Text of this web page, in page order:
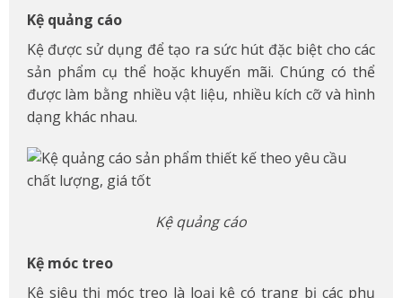
Kệ quảng cáo
Kệ được sử dụng để tạo ra sức hút đặc biệt cho các
sản phẩm cụ thể hoặc khuyến mãi. Chúng có thể
được làm bằng nhiều vật liệu, nhiều kích cỡ và hình
dạng khác nhau.
Kệ quảng cáo
Kệ móc treo
Kệ siêu thị móc treo là loại kệ có trang bị các phụ